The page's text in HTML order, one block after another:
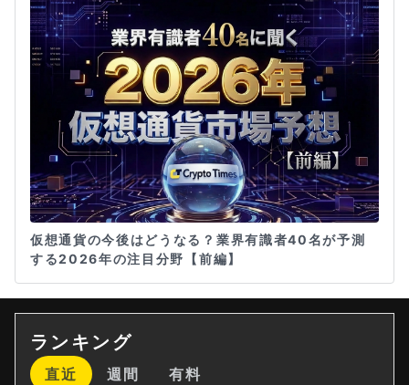
仮想通貨の今後はどうなる？業界有識者40名が予測
する2026年の注目分野【前編】
ランキング
直近 週間 有料